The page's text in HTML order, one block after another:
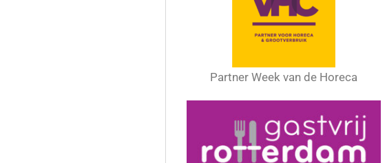
Partner Week van de Horeca